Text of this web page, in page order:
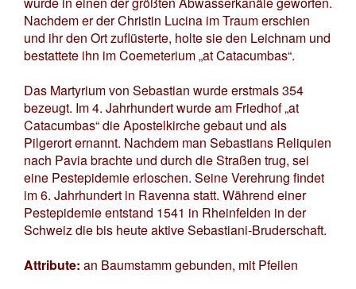
Nachdem er der Christin Lucina im Traum erschien
und ihr den Ort zuflüsterte, holte sie den Leichnam und
bestattete ihn im Coemeterium „at Catacumbas“.
Das Martyrium von Sebastian wurde erstmals 354
bezeugt. Im 4. Jahrhundert wurde am Friedhof „at
Catacumbas“ die Apostelkirche gebaut und als
Pilgerort ernannt. Nachdem man Sebastians Reliquien
nach Pavia brachte und durch die Straßen trug, sei
eine Pestepidemie erloschen. Seine Verehrung findet
im 6. Jahrhundert in Ravenna statt. Während einer
Pestepidemie entstand 1541 in Rheinfelden in der
Schweiz die bis heute aktive Sebastiani-Bruderschaft.
Attribute: an Baumstamm gebunden, mit Pfeilen